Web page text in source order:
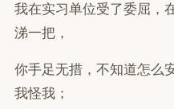
我在实习单位受了委屈，
涕一把，
你手足无措，不知道怎么
我怪我；